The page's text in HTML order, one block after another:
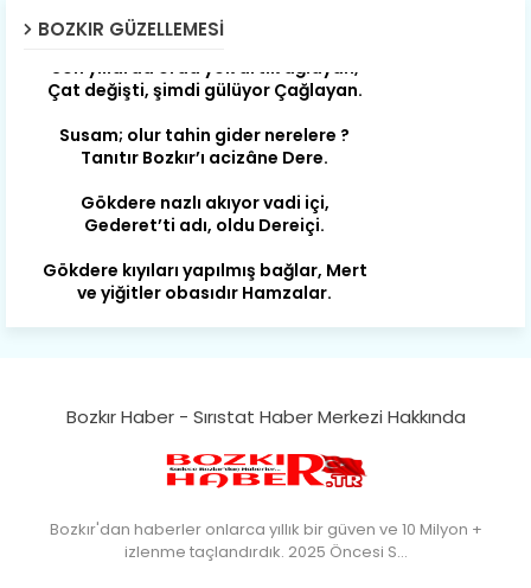
BOZKIR GÜZELLEMESI
Çat değişti, şimdi gülüyor Çağlayan.
Tanıtır Bozkır’ı acizâne Dere.
Gederet’ti adı, oldu Dereiçi.
ve yiğitler obasıdır Hamzalar.
eserleri şahane Hisarlık.
Belören, Koçaş, Kuzören vermiş hep
kan, Bunlarla kasaba olmuş Sarıoğlan.
Çarşamba’nın koynunda tarih çok
yorgun. Şehit Berâtlı, halkı yiğit genç
Sorkun.
Bozkır Haber - Sırıstat Haber Merkezi Hakkında
Bozkır'dan haberler onlarca yıllık bir güven ve 10 Milyon +
izlenme taçlandırdık. 2025 Öncesi S…